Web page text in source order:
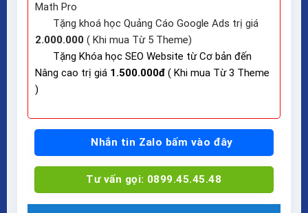
Math Pro
Tặng khoá học Quảng Cáo Google Ads trị giá
2.000.000 ( Khi mua Từ 5 Theme)
Tặng Khóa học SEO Website từ Cơ bản đến
Nâng cao trị giá 1.500.000đ ( Khi mua Từ 3 Theme
)
Nhắn tin Zalo bấm vào đây
Tư vấn gọi: 0899.45.45.48